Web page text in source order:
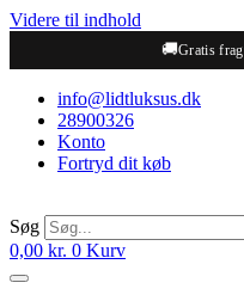
Videre til indhold
🚚Gratis
info@lidtluksus.dk
28900326
Konto
Fortryd dit køb
Søg
0,00 kr. 0 Kurv